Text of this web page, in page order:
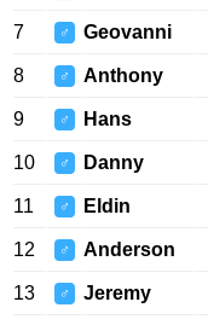
7 ♂ Geovanni
8 ♂ Anthony
9 ♂ Hans
10 ♂ Danny
11 ♂ Eldin
12 ♂ Anderson
13 ♂ Jeremy